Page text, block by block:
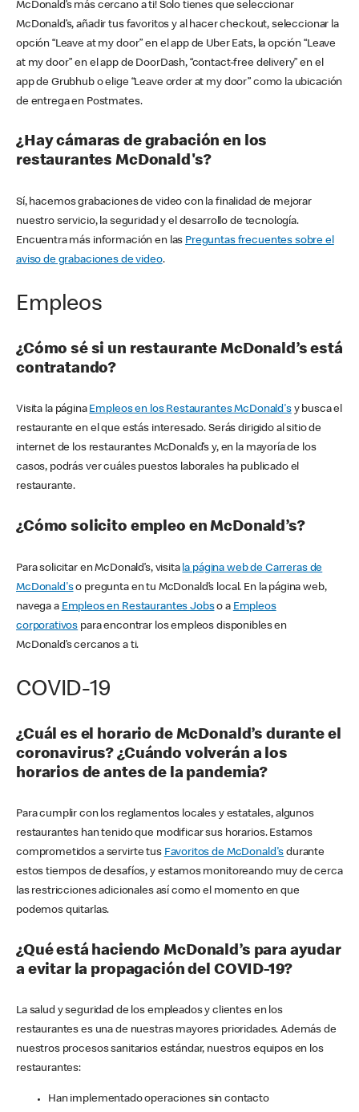
McDonald’s más cercano a ti! Solo tienes que seleccionar
McDonald’s, añadir tus favoritos y al hacer checkout, seleccionar la
opción “Leave at my door” en el app de Uber Eats, la opción “Leave
at my door” en el app de DoorDash, “contact-free delivery” en el
app de Grubhub o elige “Leave order at my door” como la ubicación
de entrega en Postmates.
¿Hay cámaras de grabación en los
restaurantes McDonald's?
Sí, hacemos grabaciones de video con la finalidad de mejorar
nuestro servicio, la seguridad y el desarrollo de tecnología.
Encuentra más información en las Preguntas frecuentes sobre el
aviso de grabaciones de video.
Empleos
¿Cómo sé si un restaurante McDonald’s está
contratando?
Visita la página Empleos en los Restaurantes McDonald'sy busca el
restaurante en el que estás interesado. Serás dirigido al sitio de
internet de los restaurantes McDonald’s y, en la mayoría de los
casos, podrás ver cuáles puestos laborales ha publicado el
restaurante.
¿Cómo solicito empleo en McDonald’s?
Para solicitar en McDonald’s, visita la página web de Carreras de
McDonald'so pregunta en tu McDonald’s local. En la página web,
navega a Empleos en Restaurantes Jobso a Empleos
corporativos para encontrar los empleos disponibles en
McDonald’s cercanos a ti.
COVID-19
¿Cuál es el horario de McDonald’s durante el
coronavirus? ¿Cuándo volverán a los
horarios de antes de la pandemia?
Para cumplir con los reglamentos locales y estatales, algunos
restaurantes han tenido que modificar sus horarios. Estamos
comprometidos a servirte tus Favoritos de McDonald's durante
estos tiempos de desafíos, y estamos monitoreando muy de cerca
las restricciones adicionales así como el momento en que
podemos quitarlas.
¿Qué está haciendo McDonald’s para ayudar
a evitar la propagación del COVID-19?
La salud y seguridad de los empleados y clientes en los
restaurantes es una de nuestras mayores prioridades. Además de
nuestros procesos sanitarios estándar, nuestros equipos en los
restaurantes:
Han implementado operaciones sin contacto